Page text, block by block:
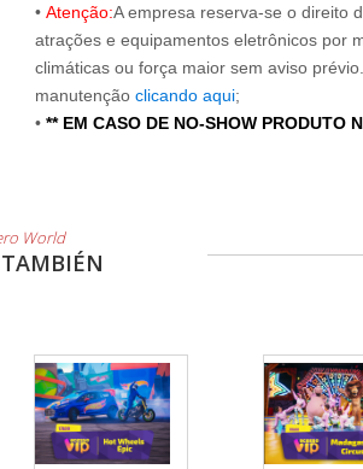
• Atenção:A empresa reserva-se o direito
atrações e equipamentos eletrônicos por
climáticas ou força maior sem aviso
manutenção clicando aqui;
• ** EM CASO DE NO-SHOW PRODUTO
World